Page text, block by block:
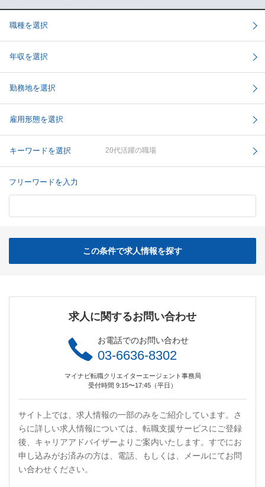
職種を選択
年収を選択
勤務地を選択
雇用形態を選択
キーワードを選択 20代活躍の職場
フリーワードを入力
この条件で求人情報を探す
求人に関するお問い合わせ
お電話でのお問い合わせ
03-6636-8302
マイナビ転職クリエイターエージェント事務局
受付時間 9:15〜17:45（平日）
サイト上では、求人情報の一部のみをご紹介しています。さ
らに詳しい求人情報については、転職支援サービスにご登録
後、キャリアアドバイザーよりご案内いたします。すでにお
申し込みがお済みの方は、電話、もしくは、メールにてお問
い合わせください。